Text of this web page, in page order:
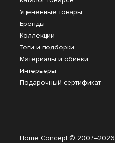
Уценённые товары
Бренды
Коллекции
Теги и подборки
Материалы и обивки
Интерьеры
Подарочный сертификат
Home Concept ©